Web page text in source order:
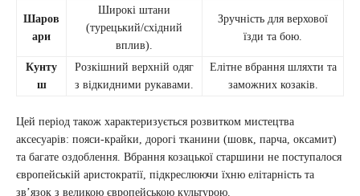
Шаров
ари
Широкі штани
(турецький/східний
вплив).
Зручність для верхової
їзди та бою.
Кунту
ш
Розкішний верхній одяг
з відкидними рукавами.
Елітне вбрання шляхти та
заможних козаків.
Цей період також характеризується розвитком мистецтва
аксесуарів: пояси-крайки, дорогі тканини (шовк, парча, оксамит)
та багате оздоблення. Вбрання козацької старшини не поступалося
європейській аристократії, підкреслюючи їхню елітарність та
зв’язок з великою європейською культурою.